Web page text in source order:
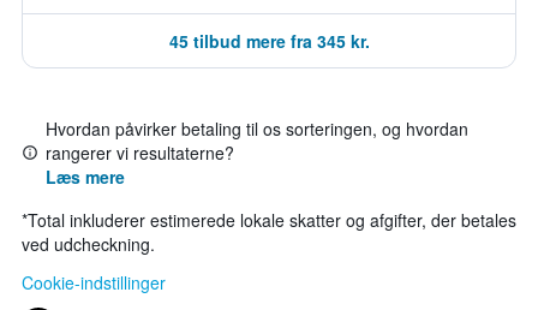
45 tilbud mere fra 345 kr.
Hvordan påvirker betaling til os sorteringen, og hvordan
rangerer vi resultaterne?
Læs mere
*Total inkluderer estimerede lokale skatter og afgifter, der betales
ved udcheckning.
Cookie-indstillinger